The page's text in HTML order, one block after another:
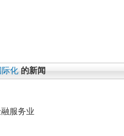
际化 的新闻
服务业